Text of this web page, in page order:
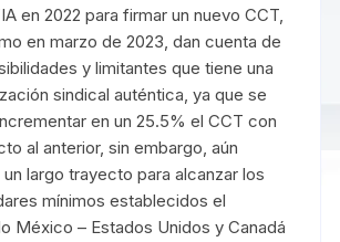
en 2022 para firmar un nuevo CCT,
en marzo de 2023, dan cuenta de
y limitantes que tiene una
sindical auténtica, ya que se
en un 25.5% el CCT con
al anterior, sin embargo, aún
largo trayecto para alcanzar los
mínimos establecidos el
México – Estados Unidos y Canadá